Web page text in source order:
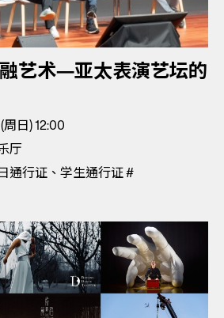
艺术—亚太表演艺坛的
日) 12:00
厅
通行证、学生通行证 #